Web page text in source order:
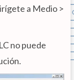
a Medio >
no puede